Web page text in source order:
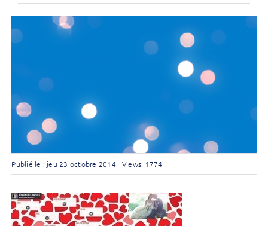
Publié le : jeu 23 octobre 2014 Views: 1774